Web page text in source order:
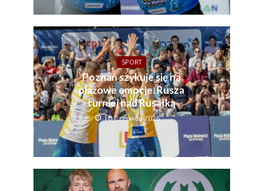
SPORT
Poznań szykuje się na
plażowe emocje. Rusza
turniej nad Rusałką
10 Czerwca 2026